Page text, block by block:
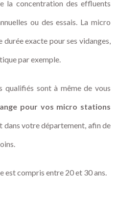
la concentration des effluents
ou des essais. La micro
durée exacte pour ses vidanges,
par exemple.
qualifiés sont à même de vous
pour vos micro stations
dans votre département, afin de
est compris entre 20 et 30 ans.